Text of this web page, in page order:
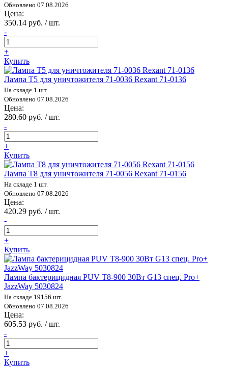
Обновлено 07.08.2026
Цена:
350.14 руб. / шт.
-
+
Купить
Лампа Т5 для уничтожителя 71-0036 Rexant 71-0136
На складе 1 шт.
Обновлено 07.08.2026
Цена:
280.60 руб. / шт.
-
+
Купить
Лампа Т8 для уничтожителя 71-0056 Rexant 71-0156
На складе 1 шт.
Обновлено 07.08.2026
Цена:
420.29 руб. / шт.
-
+
Купить
Лампа бактерицидная PUV T8-900 30Вт G13 спец. Pro+
JazzWay 5030824
На складе 19156 шт.
Обновлено 07.08.2026
Цена:
605.53 руб. / шт.
-
+
Купить